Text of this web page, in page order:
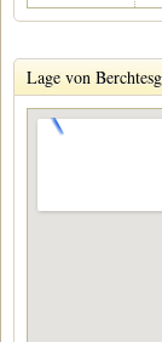
Lage von